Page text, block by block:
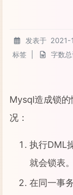
发表于 2021-
标签
字数
Mysql造成锁的
况：
执行DML
就会锁表。
在同一事